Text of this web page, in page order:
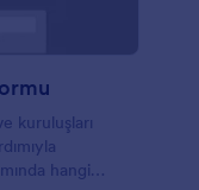
kuruluşları
hangi